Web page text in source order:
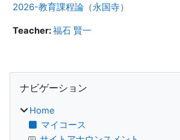
2026-教育課程論（永国寺）
Teacher:福石 賢一
ブロック
ナビゲーション
Home
マイコース